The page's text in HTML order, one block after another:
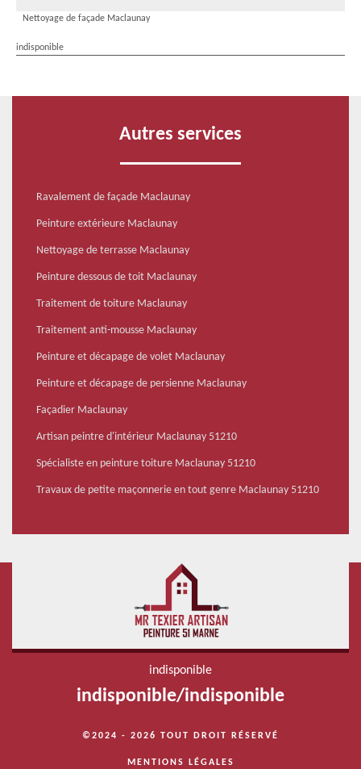
Nettoyage de façade Maclaunay
indisponible
Autres services
Ravalement de façade Maclaunay
Peinture extérieure Maclaunay
Nettoyage de terrasse Maclaunay
Peinture dessous de toit Maclaunay
Traitement de toiture Maclaunay
Traitement anti-mousse Maclaunay
Peinture et décapage de volet Maclaunay
Peinture et décapage de persienne Maclaunay
Façadier Maclaunay
Artisan peintre d'intérieur Maclaunay 51210
Spécialiste en peinture toiture Maclaunay 51210
Travaux de petite maçonnerie en tout genre Maclaunay 51210
indisponible
indisponible/indisponible
©2024 - 2026 TOUT DROIT RÉSERVÉ
MENTIONS LÉGALES